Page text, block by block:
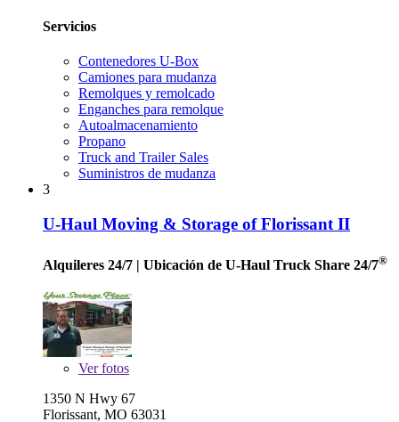
Servicios
Contenedores U-Box
Camiones para mudanza
Remolques y remolcado
Enganches para remolque
Autoalmacenamiento
Propano
Truck and Trailer Sales
Suministros de mudanza
3
U-Haul Moving & Storage of Florissant II
Alquileres 24/7 | Ubicación de U-Haul Truck Share 24/7®
Verfotos
1350 N Hwy 67
Florissant, MO 63031